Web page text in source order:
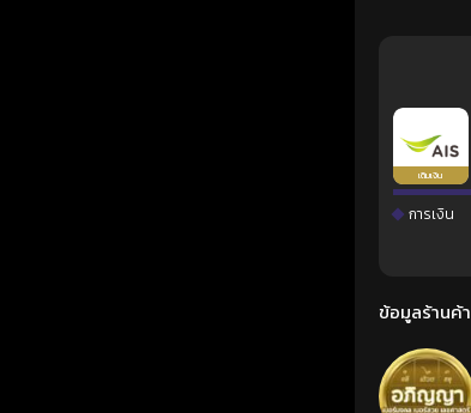
เติมเงิน
การเงิน
ข้อมูลร้านค้า